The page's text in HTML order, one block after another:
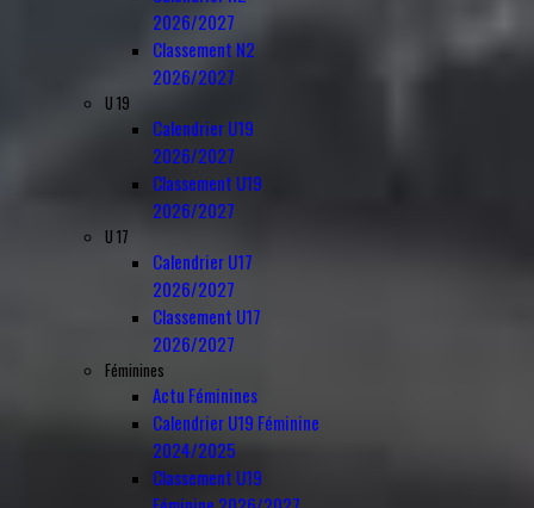
2026/2027
Classement N2
2026/2027
U 19
Calendrier U19
2026/2027
Classement U19
2026/2027
U 17
Calendrier U17
2026/2027
Classement U17
2026/2027
Féminines
Actu Féminines
Calendrier U19 Féminine
2024/2025
Classement U19